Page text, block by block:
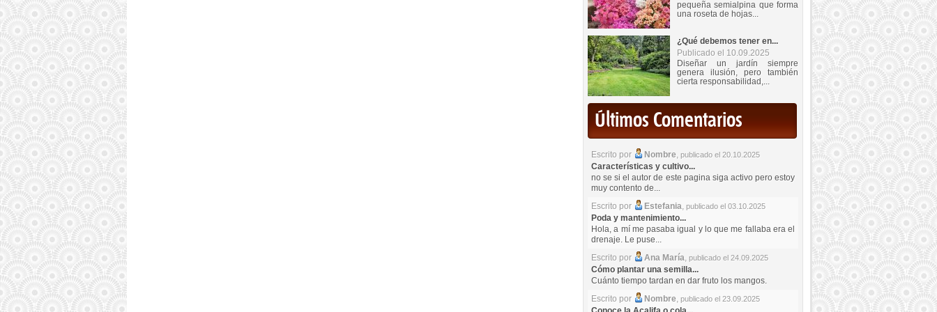
pequeña semialpina que forma
una roseta de hojas...
¿Qué debemos tener en...
Publicado el 10.09.2025
Diseñar un jardín siempre
genera ilusión, pero también
cierta responsabilidad,...
Últimos Comentarios
Escrito por Nombre, publicado el 20.10.2025
Características y cultivo...
no se si el autor de este pagina siga activo pero estoy
muy contento de...
Escrito por
Estefania, publicado el 03.10.2025
Poda y mantenimiento...
Hola, a mí me pasaba igual y lo que me fallaba era el
drenaje. Le puse...
Escrito por
Ana María, publicado el 24.09.2025
Cómo plantar una semilla...
Cuánto tiempo tardan en dar fruto los mangos.
Escrito por
Nombre, publicado el 23.09.2025